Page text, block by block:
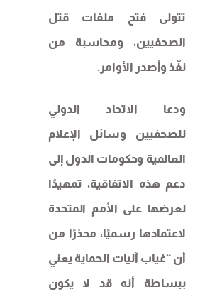
تتولى فتح ملفات قتل
الصحفيين، ومحاسبة من
نفّذ وأصدر الأوامر.
ودعا الاتحاد الدولي
للصحفيين وسائل الإعلام
العالمية وحكومات الدول إلى
دعم هذه الاتفاقية، تمهيدًا
لعرضها على الأمم المتحدة
لاعتمادها رسميًا، محذرًا من
أن “غياب آليات الحماية يعني
ببساطة أنه قد لا يكون